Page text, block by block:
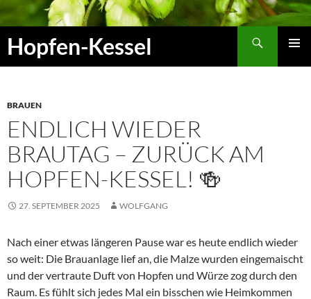
Zum
Inhalt
springen
Hopfen-Kessel
BRAUEN
ENDLICH WIEDER
BRAUTAG – ZURÜCK AM
HOPFEN-KESSEL! 🍻
27. SEPTEMBER 2025 WOLFGANG
Nach einer etwas längeren Pause war es heute endlich wieder
so weit: Die Brauanlage lief an, die Malze wurden eingemaischt
und der vertraute Duft von Hopfen und Würze zog durch den
Raum. Es fühlt sich jedes Mal ein bisschen wie Heimkommen